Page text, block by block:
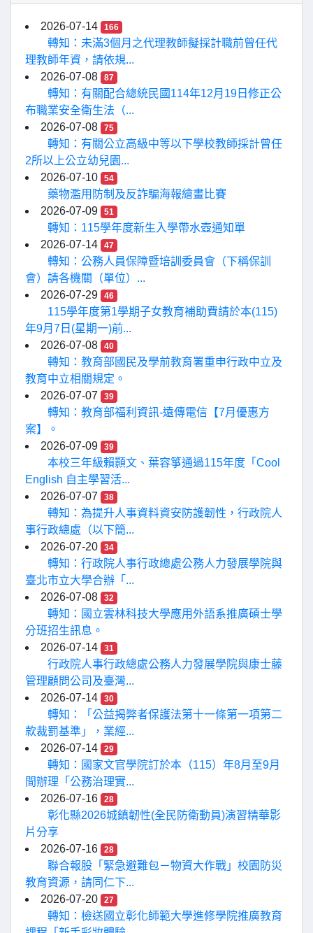
2026-07-14 166
轉知：未滿3個月之代理教師擬採計職前曾任代
理教師年資，請依規...
2026-07-08
87
轉知：有關配合總統民國114年12月19日修正公
布職業安全衛生法（...
2026-07-08
75
轉知：有關公立高級中等以下學校教師採計曾任
2所以上公立幼兒園...
2026-07-10
54
藥物濫用防制及反詐騙海報繪畫比賽
2026-07-09
51
轉知：115學年度新生入學帶水壺通知單
2026-07-14
47
轉知：公務人員保障暨培訓委員會（下稱保訓
會）請各機關（單位）...
2026-07-29
46
115學年度第1學期子女教育補助費請於本(115)
年9月7日(星期一)前...
2026-07-08
40
轉知：教育部國民及學前教育署重申行政中立及
教育中立相關規定。
2026-07-07
39
轉知：教育部福利資訊-遠傳電信【7月優惠方
案】。
2026-07-09
39
本校三年級賴顥文、葉容箏通過115年度「Cool
English 自主學習活...
2026-07-07
38
轉知：為提升人事資料資安防護韌性，行政院人
事行政總處（以下簡...
2026-07-20
34
轉知：行政院人事行政總處公務人力發展學院與
臺北市立大學合辦「...
2026-07-08
32
轉知：國立雲林科技大學應用外語系推廣碩士學
分班招生訊息。
2026-07-14
31
行政院人事行政總處公務人力發展學院與康士藤
管理顧問公司及臺灣...
2026-07-14
30
轉知：「公益揭弊者保護法第十一條第一項第二
款裁罰基準」，業經...
2026-07-14
29
轉知：國家文官學院訂於本（115）年8月至9月
間辦理「公務治理實...
2026-07-16
28
彰化縣2026城鎮韌性(全民防衛動員)演習精華影
片分享
2026-07-16
28
聯合報股「緊急避難包－物資大作戰」校園防災
教育資源，請同仁下...
2026-07-20
27
轉知：檢送國立彰化師範大學進修學院推廣教育